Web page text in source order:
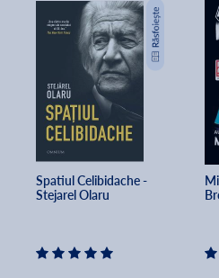
Spatiul Celibidache -
Stejarel Olaru